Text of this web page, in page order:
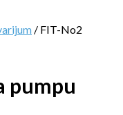
/ FIT-No2
pumpu